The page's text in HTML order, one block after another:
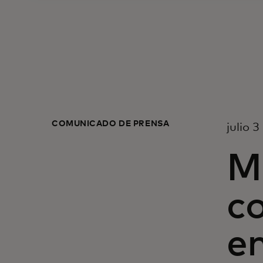
COMUNICADO DE PRENSA julio 3